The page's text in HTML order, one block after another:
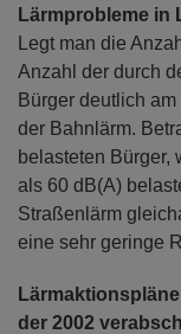
Lärmprobleme in
Legt man die
Anzahl der durch
Bürger deutlich
der Bahnlärm.
belasteten Bürger,
als 60 dB(A)
Straßenlärm
eine sehr geringe
der 2002